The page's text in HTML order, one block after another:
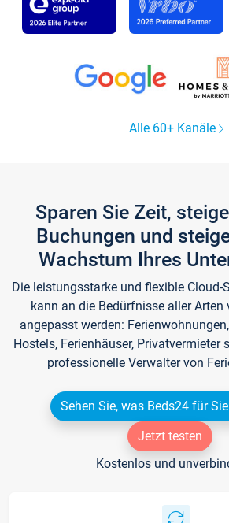
Alle 60+ Kanäle
Sparen Sie Zeit,
Buchungen und
Wachstum Ihres
Die leistungsstarke und flexible Cloud-
kann an die Bedürfnisse aller Arten
angepasst werden:
Hostels, Ferienhäuser, Privatvermieter
professionelle Verwalter von
Sehen Sie, was Beds24 für
Jetzt testen
Kostenlos und